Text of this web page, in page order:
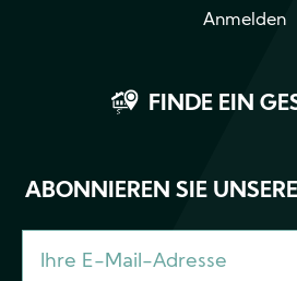
Anmelden
FINDE EIN
ABONNIEREN SIE